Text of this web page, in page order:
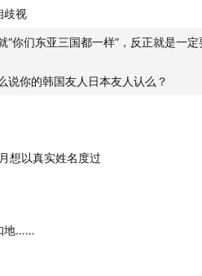
歧视
“你们东亚三国都一样”，反正就是一定
说你的韩国友人日本友人认么？
想以真实姓名度过
地……